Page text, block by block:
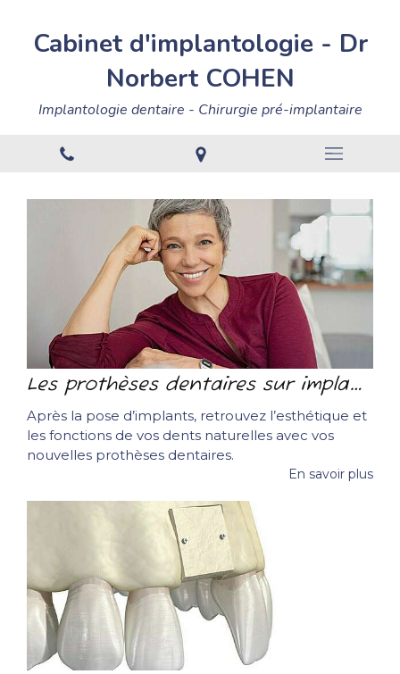
Cabinet d'implantologie - Dr
Norbert COHEN
Implantologie dentaire - Chirurgie pré-implantaire
Les prothèses dentaires sur implants
Après la pose d’implants, retrouvez l’esthétique et
les fonctions de vos dents naturelles avec vos
nouvelles prothèses dentaires.
En savoir plus